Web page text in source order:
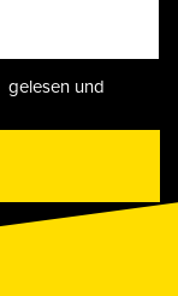
gelesen und